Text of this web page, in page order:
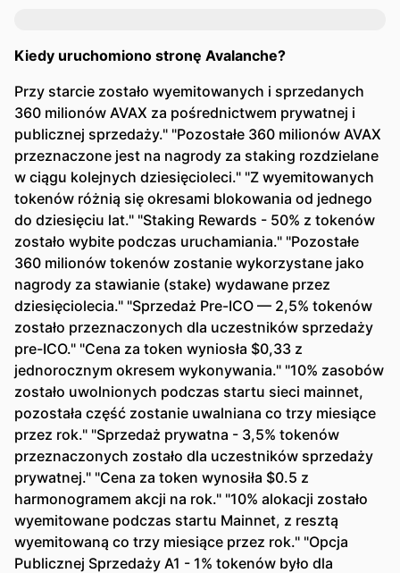
Kiedy uruchomiono stronę Avalanche?
Przy starcie zostało wyemitowanych i sprzedanych
360 milionów AVAX za pośrednictwem prywatnej i
publicznej sprzedaży." "Pozostałe 360 milionów AVAX
przeznaczone jest na nagrody za staking rozdzielane
w ciągu kolejnych dziesięcioleci." "Z wyemitowanych
tokenów różnią się okresami blokowania od jednego
do dziesięciu lat." "Staking Rewards - 50% z tokenów
zostało wybite podczas uruchamiania." "Pozostałe
360 milionów tokenów zostanie wykorzystane jako
nagrody za stawianie (stake) wydawane przez
dziesięciolecia." "Sprzedaż Pre-ICO — 2,5% tokenów
zostało przeznaczonych dla uczestników sprzedaży
pre-ICO." "Cena za token wyniosła $0,33 z
jednorocznym okresem wykonywania." "10% zasobów
zostało uwolnionych podczas startu sieci mainnet,
pozostała część zostanie uwalniana co trzy miesiące
przez rok." "Sprzedaż prywatna - 3,5% tokenów
przeznaczonych zostało dla uczestników sprzedaży
prywatnej." "Cena za token wynosiła $0.5 z
harmonogramem akcji na rok." "10% alokacji zostało
wyemitowane podczas startu Mainnet, z resztą
wyemitowaną co trzy miesiące przez rok." "Opcja
Publicznej Sprzedaży A1 - 1% tokenów było dla